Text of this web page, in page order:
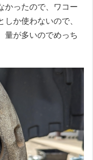
かったので、ワコー
か使わないので、
量が多いのでめっち